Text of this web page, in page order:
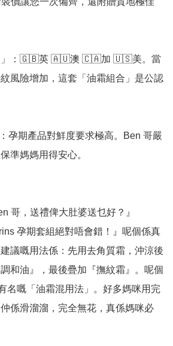
」：🇬🇧英 🇦🇺澳 🇨🇦加 🇺🇸美。當
風險增加，這套「油霜組合」是公認
孕期產品對鮮度要求極高。Ben 哥嚴
準媽媽用得安心。
哥，送禮俾大肚婆送乜好？』
孕期套組絕對唔會錯！』呢個係真
議嘅用法係：先用去角質霜，沖涼後
和油』，最後疊加『撫紋霜』。呢個
名嘅「油霜混用法」。好多媽咪用完
係滑溜溜，完全無花，真係媽咪必